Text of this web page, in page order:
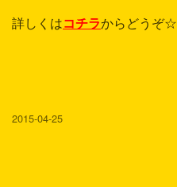
詳しくはコチラからどうぞ☆
2015-04-25